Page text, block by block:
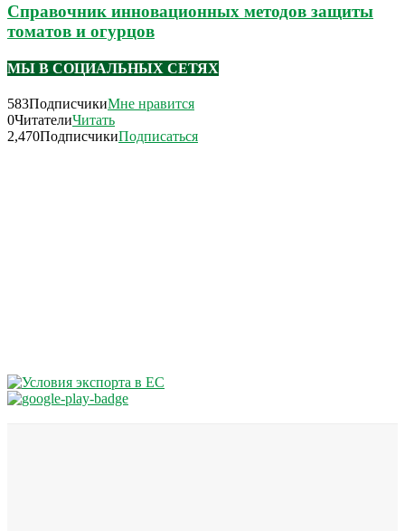
Справочник инновационных методов защиты
томатов и огурцов
МЫ В СОЦИАЛЬНЫХ СЕТЯХ
583ПодписчикиМне нравится
0ЧитателиЧитать
2,470ПодписчикиПодписаться